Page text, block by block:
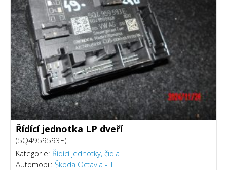
Řídící jednotka LP dveří
(5Q4959593E)
Kategorie: Řídící jednotky, čidla
Automobil: Škoda Octavia - III